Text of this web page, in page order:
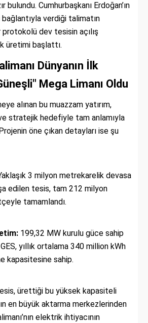
bulundu. Cumhurbaşkanı Erdoğan’ın
bağlantıyla verdiği talimatın
protokolü dev tesisin açılış
üretimi başlattı.
Dünyanın İlk
Mega Limanı Oldu
alınan bu muazzam yatırım,
stratejik hedefiyle tam anlamıyla
öne çıkan detayları ise şu
3 milyon metrekarelik devasa
edilen tesis, tam 212 milyon
tamamlandı.
199,32 MW kurulu güce sahip
yıllık ortalama 340 million kWh
kapasitesine sahip.
ürettiği bu yüksek kapasiteli
en büyük aktarma merkezlerinden
elektrik ihtiyacının